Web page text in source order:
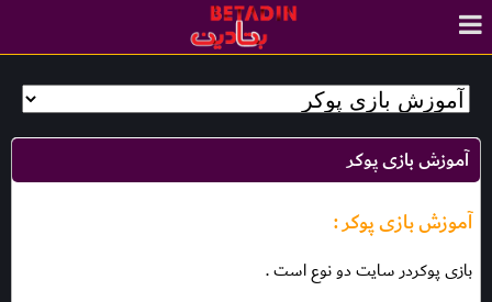
آموزش بازی پوکر
آموزش بازی پوکر :
بازی پوکردر سایت دو نوع است .